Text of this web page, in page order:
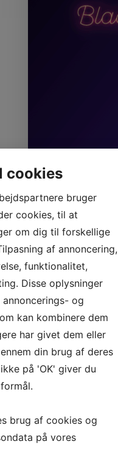
cookies
bruger
cookies, til at
om dig til forskellige
af annoncering,
funktionalitet,
Disse oplysninger
og
kan kombinere dem
har givet dem eller
din brug af deres
på 'OK' giver du
brug af cookies og
på vores